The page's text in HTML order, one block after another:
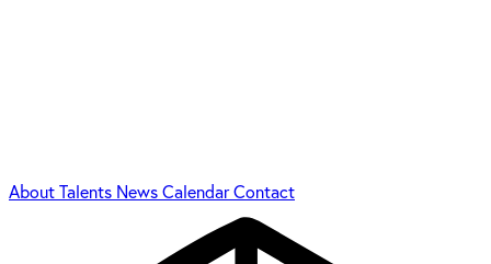
AboutTalents NewsCalendarContact